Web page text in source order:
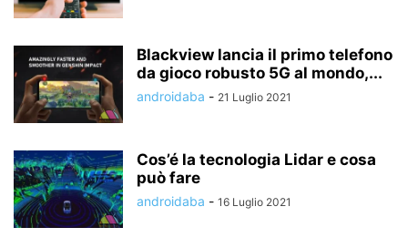
Blackview lancia il primo telefono
da gioco robusto 5G al mondo,...
androidaba - 21 Luglio 2021
Cos’é la tecnologia Lidar e cosa
può fare
androidaba - 16 Luglio 2021